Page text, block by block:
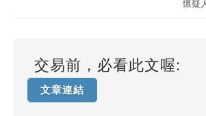
懷疑
交易前，必看此文喔:
文章連結